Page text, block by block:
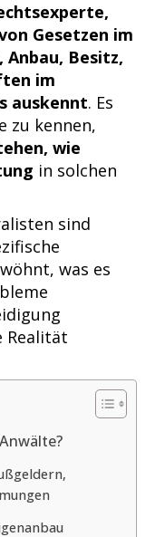
Gesetzen im
Anbau, Besitz,
im
auskennt. Es
zu kennen,
wie
in solchen
sind
was es
Realität